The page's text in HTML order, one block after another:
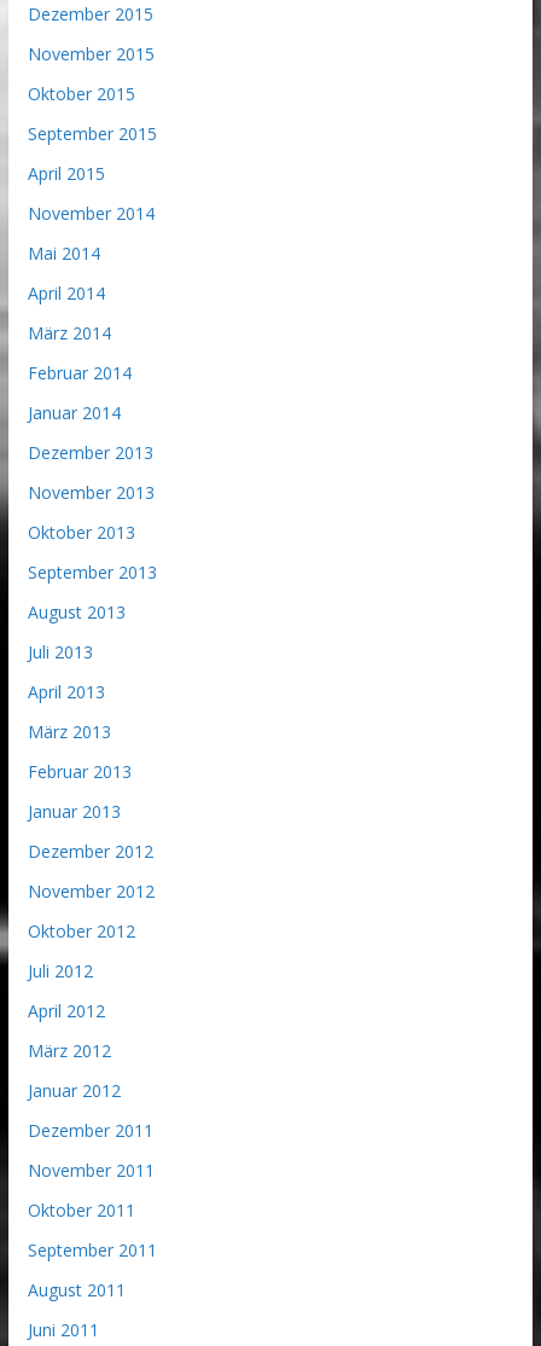
Dezember 2015
November 2015
Oktober 2015
September 2015
April 2015
November 2014
Mai 2014
April 2014
März 2014
Februar 2014
Januar 2014
Dezember 2013
November 2013
Oktober 2013
September 2013
August 2013
Juli 2013
April 2013
März 2013
Februar 2013
Januar 2013
Dezember 2012
November 2012
Oktober 2012
Juli 2012
April 2012
März 2012
Januar 2012
Dezember 2011
November 2011
Oktober 2011
September 2011
August 2011
Juni 2011